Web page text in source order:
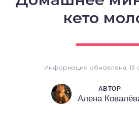
кето
Информация обновлена: 13
АВТОР
Алена